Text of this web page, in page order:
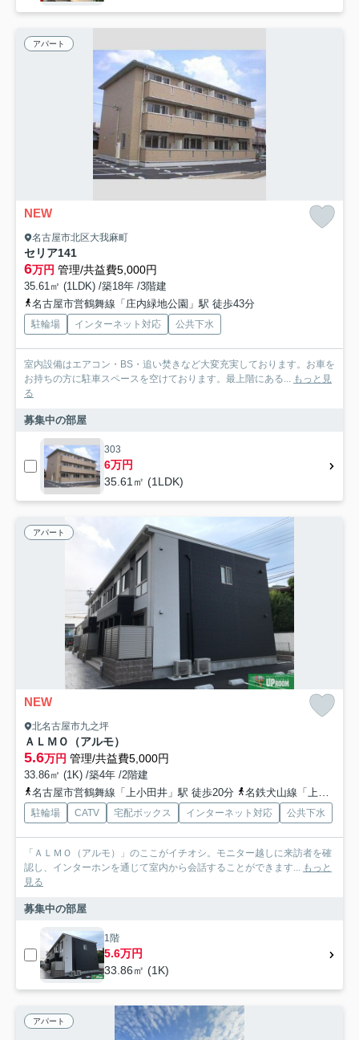
アパート
NEW
名古屋市北区大我麻町
セリア141
6万円 管理/共益費5,000円
35.61㎡ (1LDK) /築18年 /3階建
名古屋市営鶴舞線「庄内緑地公園」駅 徒歩43分
駐輪場 インターネット対応 公共下水
室内設備はエアコン・BS・追い焚きなど大変充実しております。お車を
お持ちの方に駐車スペースを空けております。最上階にある... もっと見
る
募集中の部屋
303
6万円
35.61㎡ (1LDK)
アパート
NEW
北名古屋市九之坪
ＡＬＭＯ（アルモ）
5.6万円 管理/共益費5,000円
33.86㎡ (1K) /築4年 /2階建
名古屋市営鶴舞線「上小田井」駅 徒歩20分
名鉄犬山線「上小田井」駅 徒歩20分
駐輪場 CATV 宅配ボックス インターネット対応 公共下水
「ＡＬＭＯ（アルモ）」のここがイチオシ。モニター越しに来訪者を確
認し、インターホンを通じて室内から会話することができます... もっと
見る
募集中の部屋
1階
5.6万円
33.86㎡ (1K)
アパート